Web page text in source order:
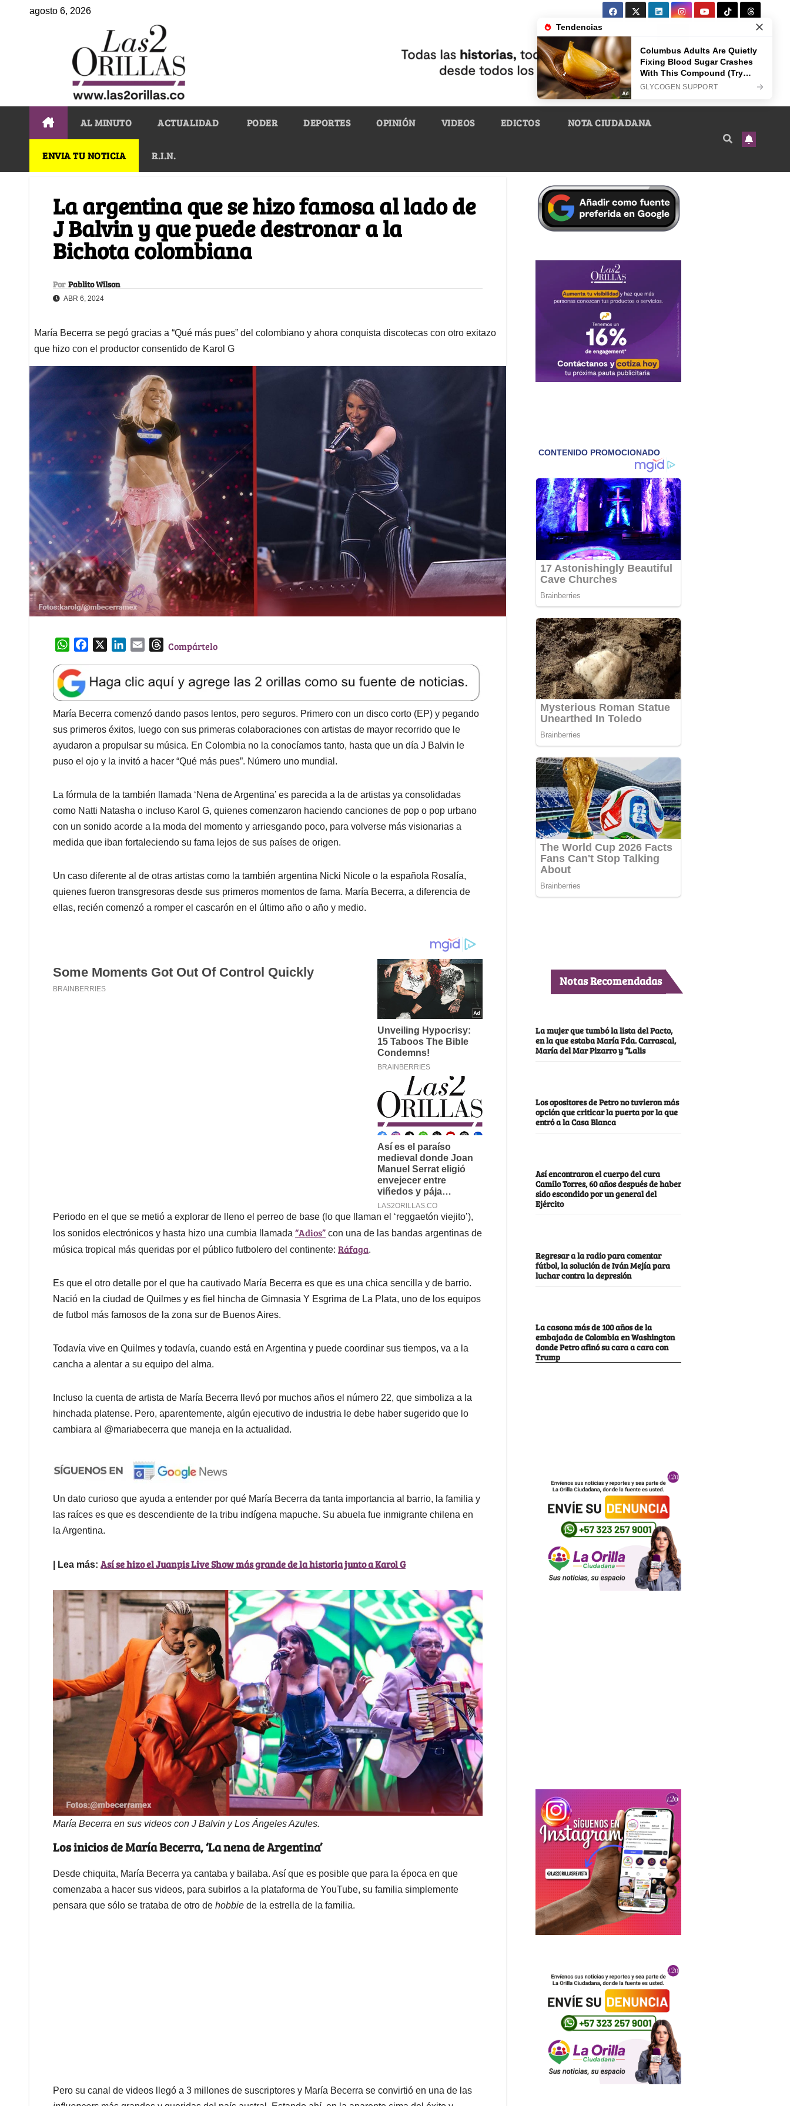
agosto 6, 2026
AL MINUTO ACTUALIDAD PODER DEPORTES OPINIÓN VIDEOS EDICTOS NOTA CIUDADANA
ENVIA TU NOTICIA R.I.N.
La argentina que se hizo famosa al lado de
J Balvin y que puede destronar a la
Bichota colombiana
Por Pablito Wilson
ABR 6, 2024
María Becerra se pegó gracias a “Qué más pues” del colombiano y ahora conquista discotecas con otro exitazo
que hizo con el productor consentido de Karol G
W
a
t
s
A
p
p
e
b
o
o
k
k
e
d
I
n
l
T
e
a
d
s
Compártelo
María Becerra comenzó dando pasos lentos, pero seguros. Primero con un disco corto (EP) y pegando
sus primeros éxitos, luego con sus primeras colaboraciones con artistas de mayor recorrido que le
ayudaron a propulsar su música. En Colombia no la conocíamos tanto, hasta que un día J Balvin le
puso el ojo y la invitó a hacer “Qué más pues”. Número uno mundial.
La fórmula de la también llamada ‘Nena de Argentina’ es parecida a la de artistas ya consolidadas
como Natti Natasha o incluso Karol G, quienes comenzaron haciendo canciones de pop o pop urbano
con un sonido acorde a la moda del momento y arriesgando poco, para volverse más visionarias a
medida que iban fortaleciendo su fama lejos de sus países de origen.
Un caso diferente al de otras artistas como la también argentina Nicki Nicole o la española Rosalía,
quienes fueron transgresoras desde sus primeros momentos de fama. María Becerra, a diferencia de
ellas, recién comenzó a romper el cascarón en el último año o año y medio.
Periodo en el que se metió a explorar de lleno el perreo de base (lo que llaman el ‘reggaetón viejito’),
los sonidos electrónicos y hasta hizo una cumbia llamada “Adios” con una de las bandas argentinas de
música tropical más queridas por el público futbolero del continente: Ráfaga.
Es que el otro detalle por el que ha cautivado María Becerra es que es una chica sencilla y de barrio.
Nació en la ciudad de Quilmes y es fiel hincha de Gimnasia Y Esgrima de La Plata, uno de los equipos
de futbol más famosos de la zona sur de Buenos Aires.
Todavía vive en Quilmes y todavía, cuando está en Argentina y puede coordinar sus tiempos, va a la
cancha a alentar a su equipo del alma.
Incluso la cuenta de artista de María Becerra llevó por muchos años el número 22, que simboliza a la
hinchada platense. Pero, aparentemente, algún ejecutivo de industria le debe haber sugerido que lo
cambiara al @mariabecerra que maneja en la actualidad.
Un dato curioso que ayuda a entender por qué María Becerra da tanta importancia al barrio, la familia y
las raíces es que es descendiente de la tribu indígena mapuche. Su abuela fue inmigrante chilena en
la Argentina.
| Lea más: Así se hizo el Juanpis Live Show más grande de la historia junto a Karol G
María Becerra en sus videos con J Balvin y Los Ángeles Azules.
Los inicios de María Becerra, ‘La nena de Argentina’
Desde chiquita, María Becerra ya cantaba y bailaba. Así que es posible que para la época en que
comenzaba a hacer sus videos, para subirlos a la plataforma de YouTube, su familia simplemente
pensara que sólo se trataba de otro de hobbie de la estrella de la familia.
Pero su canal de videos llegó a 3 millones de suscriptores y María Becerra se convirtió en una de las
Notas Recomendadas
La mujer que tumbó la lista del Pacto,
en la que estaba María Fda. Carrascal,
María del Mar Pizarro y “Lalis
Los opositores de Petro no tuvieron más
opción que criticar la puerta por la que
entró a la Casa Blanca
Así encontraron el cuerpo del cura
Camilo Torres, 60 años después de haber
sido escondido por un general del
Ejército
Regresar a la radio para comentar
fútbol, la solución de Iván Mejía para
luchar contra la depresión
La casona más de 100 años de la
embajada de Colombia en Washington
donde Petro afinó su cara a cara con
Trump